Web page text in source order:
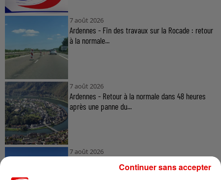
7 août 2026
Ardennes - Fin des travaux sur la Rocade : retour
à la normale...
7 août 2026
Ardennes - Retour à la normale dans 48 heures
après une panne du...
7 août 2026
retour de la caniculeContinuer sans accepter